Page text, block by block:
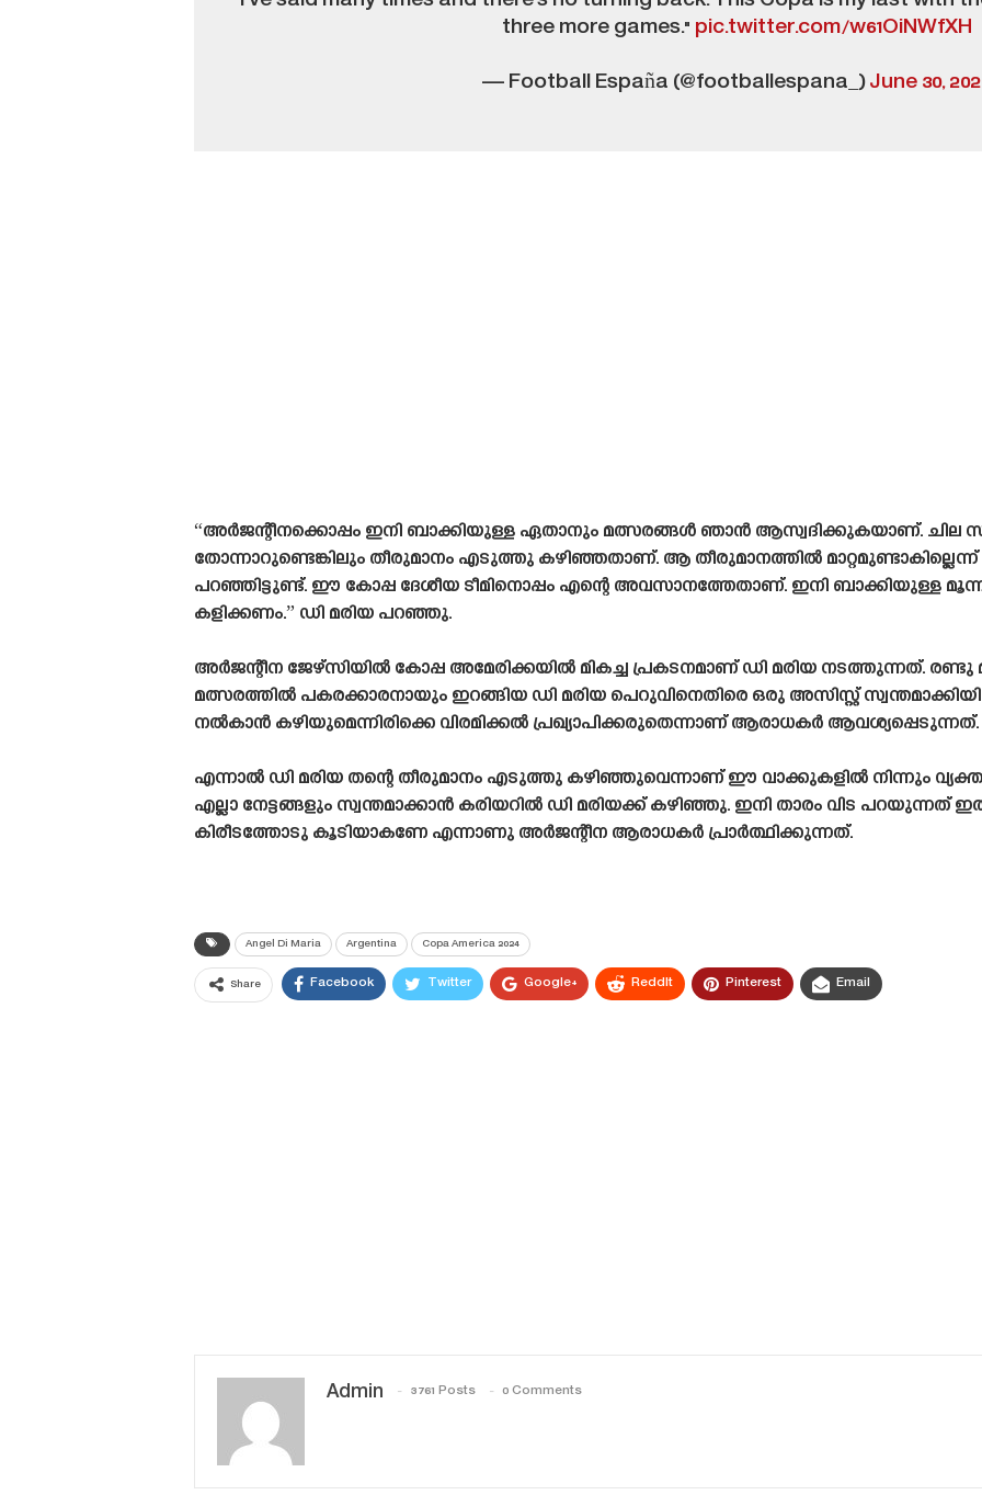
three more games." pic.twitter.com/w61OiNWfXH
— Football España (@footballespana_)June 30,
“അർജന്റീനക്കൊപ്പം ഇനി ബാക്കിയുള്ള ഏതാനും മത്സരങ്ങൾ ഞാൻ ആസ്വദിക്കുകയാണ്. ചില
തോന്നാറുണ്ടെങ്കിലും തീരുമാനം എടുത്തു കഴിഞ്ഞതാണ്. ആ തീരുമാനത്തിൽ
പറഞ്ഞിട്ടുണ്ട്. ഈ കോപ്പ ദേശീയ ടീമിനൊപ്പം എന്റെ അവസാനത്തേതാണ്. ഇനി ബാക്കിയുള്ള
കളിക്കണം.” ഡി മരിയ പറഞ്ഞു.
അർജന്റീന ജേഴ്‌സിയിൽ കോപ്പ അമേരിക്കയിൽ മികച്ച പ്രകടനമാണ് ഡി മരിയ നടത്തുന്നത്.
മത്സരത്തിൽ പകരക്കാരനായും ഇറങ്ങിയ ഡി മരിയ പെറുവിനെതിരെ ഒരു അസിസ്റ്റ്
നൽകാൻ കഴിയുമെന്നിരിക്കെ വിരമിക്കൽ പ്രഖ്യാപിക്കരുതെന്നാണ് ആരാധകർ ആവശ്യപ്പെടുന്നത്.
എന്നാൽ ഡി മരിയ തന്റെ തീരുമാനം എടുത്തു കഴിഞ്ഞുവെന്നാണ് ഈ വാക്കുകളിൽ നിന്നും
എല്ലാ നേട്ടങ്ങളും സ്വന്തമാക്കാൻ കരിയറിൽ ഡി മരിയക്ക് കഴിഞ്ഞു. ഇനി താരം വിട പറയുന്നത്
കിരീടത്തോടു കൂടിയാകണേ എന്നാണു അർജന്റീന ആരാധകർ പ്രാർത്ഥിക്കുന്നത്.
Angel Di Maria Argentina Copa America 2024
Share Facebook Twitter Google+ ReddIt Pinterest Email
Admin 3761 Posts 0 Comments